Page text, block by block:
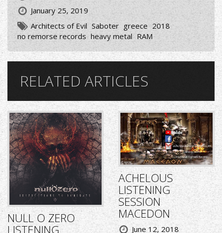
January 25, 2019
Architects of Evil Saboter greece 2018
no remorse records heavy metal RAM
RELATED ARTICLES
NULL O ZERO
LISTENING
ACHELOUS
LISTENING
SESSION
MACEDON
June 12, 2018